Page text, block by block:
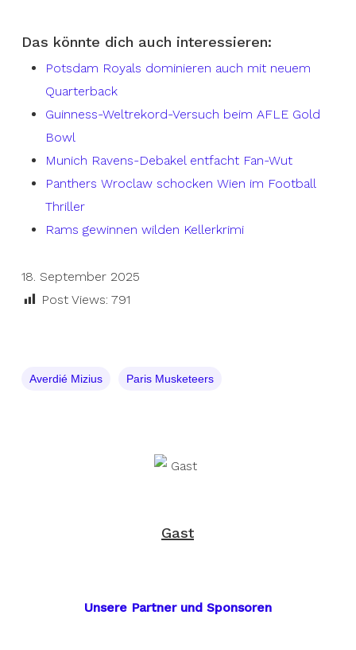
Das könnte dich auch interessieren:
Potsdam Royals dominieren auch mit neuem
Quarterback
Guinness-Weltrekord-Versuch beim AFLE Gold
Bowl
Munich Ravens-Debakel entfacht Fan-Wut
Panthers Wroclaw schocken Wien im Football
Thriller
Rams gewinnen wilden Kellerkrimi
18. September 2025
Post Views: 791
Averdié Mizius Paris Musketeers
Gast
Unsere Partner und Sponsoren